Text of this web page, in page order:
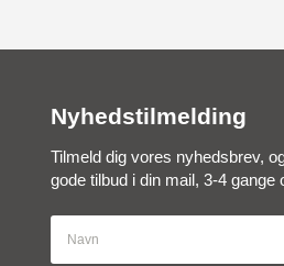
Nyhedstilmelding
Tilmeld dig vores nyhedsbrev,
gode tilbud i din mail, 3-4 gange